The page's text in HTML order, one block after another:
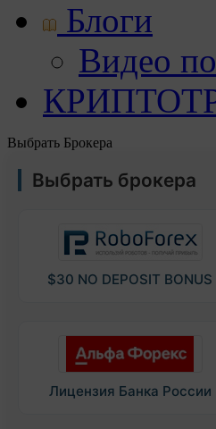
Блоги
Видео
Выбрать Брокера
Выбрать брокера
$30 NO DEPOSIT BONUS
Лицензия Банка России